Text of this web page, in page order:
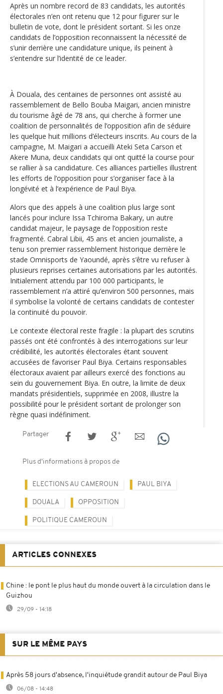
Après un nombre record de 83 candidats, les autorités
électorales n’en ont retenu que 12 pour figurer sur le
bulletin de vote, dont le président sortant. Si les onze
candidats de l’opposition reconnaissent la nécessité de
s’unir derrière une candidature unique, ils peinent à
s’entendre sur l’identité de ce leader.
À Douala, des centaines de personnes ont assisté au
rassemblement de Bello Bouba Maigari, ancien ministre
du tourisme âgé de 78 ans, qui cherche à former une
coalition de personnalités de l’opposition afin de séduire
les quelque huit millions d’électeurs inscrits. Au cours de la
campagne, M. Maigari a accueilli Ateki Seta Carson et
Akere Muna, deux candidats qui ont quitté la course pour
se rallier à sa candidature. Ces alliances partielles illustrent
les efforts de l’opposition pour s’organiser face à la
longévité et à l’expérience de Paul Biya.
Alors que des appels à une coalition plus large sont
lancés pour inclure Issa Tchiroma Bakary, un autre
candidat majeur, le paysage de l’opposition reste
fragmenté. Cabral Libii, 45 ans et ancien journaliste, a
tenu son premier rassemblement historique derrière le
stade Omnisports de Yaoundé, après s’être vu refuser à
plusieurs reprises certaines autorisations par les autorités.
Initialement attendu par 100 000 participants, le
rassemblement n’a attiré qu’environ 500 personnes, mais
il symbolise la volonté de certains candidats de contester
la continuité du pouvoir.
Le contexte électoral reste fragile : la plupart des scrutins
passés ont été confrontés à des interrogations sur leur
crédibilité, les autorités électorales étant souvent
accusées de favoriser Paul Biya. Certains responsables
électoraux avaient par ailleurs exercé des fonctions au
sein du gouvernement Biya. En outre, la limite de deux
mandats présidentiels, supprimée en 2008, illustre la
possibilité pour le président sortant de prolonger son
règne quasi indéfiniment.
Partager
Plus d'informations à propos de
ELECTIONS AU CAMEROUN PAUL BIYA
DOUALA OPPOSITION
POLITIQUE CAMEROUN
ARTICLES CONNEXES
Chine : le pont le plus haut du monde ouvert à la circulation dans le
Guizhou
29/09 - 14:18
SUR LE MÊME PAYS
Après 58 jours d'absence, l'inquiétude grandit autour de Paul Biya
06/08 - 14:48